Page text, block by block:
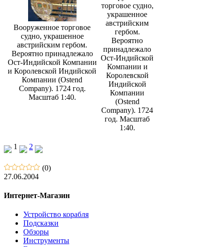
Вооруженное торговое
судно, украшенное
австрийским гербом.
Вероятно принадлежало
Ост-Индийской Компании
и Королевской Индийской
Компании (Ostend
Company). 1724 год.
Масштаб 1:40.
торговое судно,
украшенное
австрийским
гербом.
Вероятно
принадлежало
Ост-Индийской
Компании и
Королевской
Индийской
Компании
(Ostend
Company). 1724
год. Масштаб
1:40.
1 2
(0)
27.06.2004
Интернет-Магазин
Устройство корабля
Подсказки
Обзоры
Инструменты